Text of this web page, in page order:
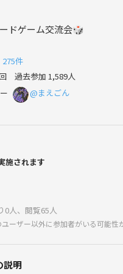
ドゲーム交流会🎲
275件
過去参加 1,589人
@まえごん
施されます
0人、閲覧65人
ーザー以外に参加者がいる可能性
説明